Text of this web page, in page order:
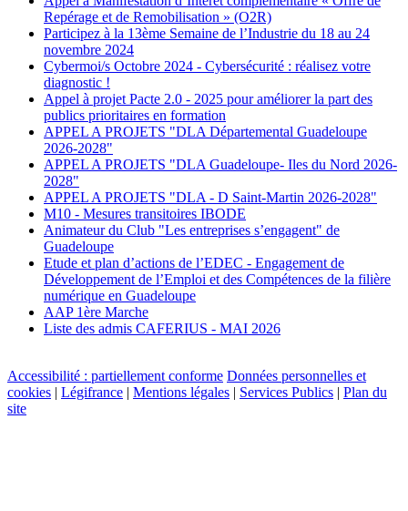
Repérage et de Remobilisation » (O2R)
Participez à la 13ème Semaine de l’Industrie du 18 au 24
novembre 2024
Cybermoi/s Octobre 2024 - Cybersécurité : réalisez votre
diagnostic !
Appel à projet Pacte 2.0 - 2025 pour améliorer la part des
publics prioritaires en formation
APPEL A PROJETS "DLA Départemental Guadeloupe
2026-2028"
APPEL A PROJETS "DLA Guadeloupe- Iles du Nord 2026-
2028"
APPEL A PROJETS "DLA - D Saint-Martin 2026-2028"
M10 - Mesures transitoires IBODE
Animateur du Club "Les entreprises s’engagent" de
Guadeloupe
Etude et plan d’actions de l’EDEC - Engagement de
Développement de l’Emploi et des Compétences de la filière
numérique en Guadeloupe
AAP 1ère Marche
Liste des admis CAFERIUS - MAI 2026
Accessibilité : partiellement conforme Données personnelles et
cookies | Légifrance | Mentions légales | Services Publics | Plan du
site